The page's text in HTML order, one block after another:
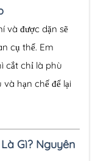
và được dặn sẽ
cụ thể. Em
cắt chỉ là phù
hạn chế để lại
Gì? Nguyên